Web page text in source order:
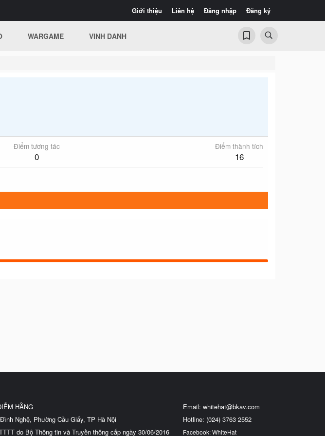
Giới thiệu Liên hệ Đăng nhập Đăng ký
WARGAME VINH DANH
Điểm tương tác
0
Điểm thành tích
16
HẰNG
Nghệ, Phường Cầu Giấy, TP Hà Nội
do Bộ Thông tin và Truyền thông cấp ngày 30/06/2016
Email: whitehat@bkav.com
Hotline: (024) 3763 2552
Facebook: WhiteHat